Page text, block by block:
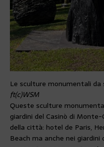
Le sculture monumentali da
ft(c)WSM
Queste sculture
giardini del Casinò di
della città: hotel de Paris,
Beach ma anche nei giardini